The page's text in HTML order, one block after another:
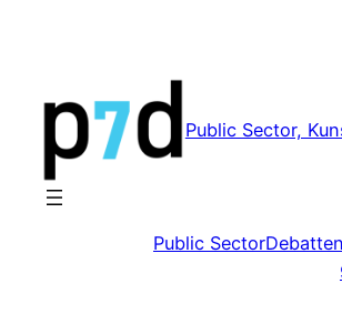
Public Sector,
Public Sector